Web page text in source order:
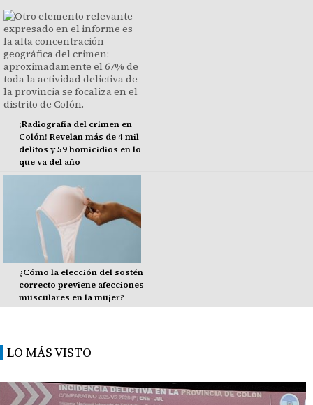
¡Radiografía del crimen en
Colón! Revelan más de 4 mil
delitos y 59 homicidios en lo
que va del año
¿Cómo la elección del sostén
correcto previene afecciones
musculares en la mujer?
LO MÁS VISTO